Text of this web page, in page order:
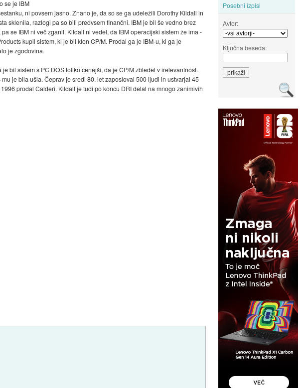
Posebni izpisi
Avtor:
Ključna beseda:
se je IBM
ni povsem jasno. Znano je, da so se ga udeležili Dorothy Kildall in
sklenila, razlogi pa so bili predvsem finančni. IBM je bil še vedno brez
se IBM ni več zganil. Kildall ni vedel, da IBM operacijski sistem že ima -
kupil sistem, ki je bil klon CP/M. Prodal ga je IBM-u, ki ga je
je zgodovina.
bil sistem s PC DOS toliko cenejši, da je CP/M zbledel v irelevantnost.
je bila ušla. Čeprav je sredi 80. let zaposloval 500 ljudi in ustvarjal 45
prodal Calderi. Kildall je tudi po koncu DRI delal na mnogo zanimivih